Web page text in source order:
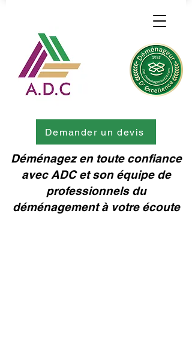
Déménagez en toute confiance
avec ADC et son équipe de
professionnels du
déménagement à votre écoute
Demander un devis